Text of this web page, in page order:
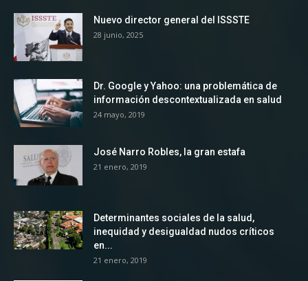
Nuevo director general del ISSSTE
28 junio, 2025
Dr. Google y Yahoo: una problemática de
información descontextualizada en salud
24 mayo, 2019
José Narro Robles, la gran estafa
21 enero, 2019
Determinantes sociales de la salud,
inequidad y desigualdad nudos críticos
en...
21 enero, 2019